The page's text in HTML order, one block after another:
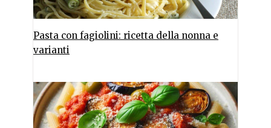
Pasta con fagiolini: ricetta della nonna e
varianti